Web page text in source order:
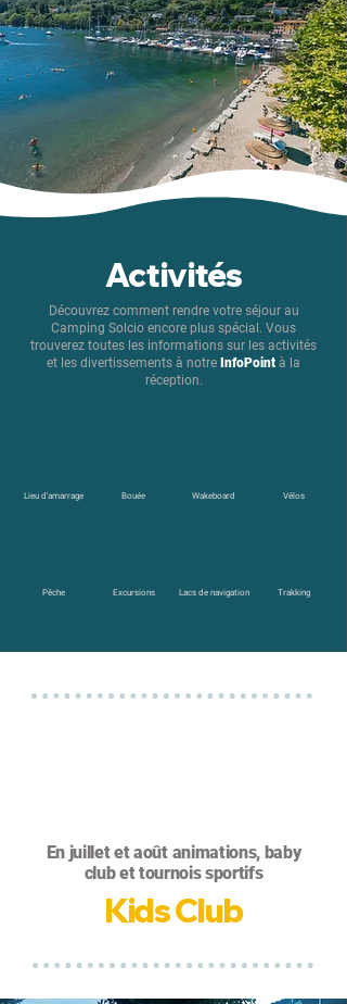
Activités
Découvrez comment rendre votre séjour au
Camping Solcio encore plus spécial. Vous
trouverez toutes les informations sur les activités
et les divertissements à notre InfoPoint à la
réception.
Lieu d'amarrage
Pêche
Bouée
Excursions
Wakeboard
Lacs de navigation
Vélos
Trakking
En juillet et août animations, baby
club et tournois sportifs
Kids Club